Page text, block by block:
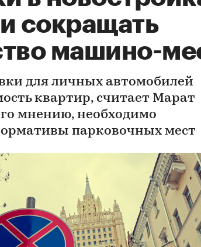
сокращать
машино-
для личных автомобилей
квартир, считает Марат
мнению, необходимо
парковочных мест